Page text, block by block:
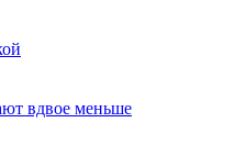
вдвое меньше